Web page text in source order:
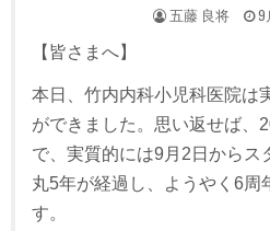
POSTED
五藤 良将 9
【皆さまへ】
本日、竹内内科小児科医院は
ができました。思い返せば、
で、実質的には9月2日からス
丸5年が経過し、ようやく6周
す。